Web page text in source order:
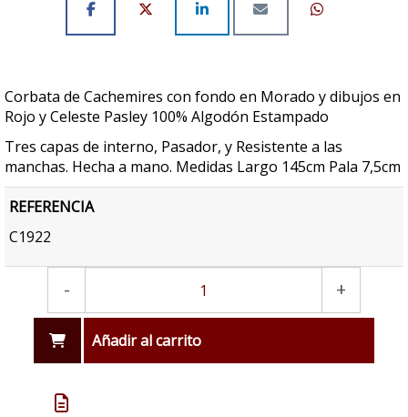
Corbata de Cachemires con fondo en Morado y dibujos en
Rojo y Celeste Pasley 100% Algodón Estampado
Tres capas de interno, Pasador, y Resistente a las
manchas. Hecha a mano. Medidas Largo 145cm Pala 7,5cm
REFERENCIA
C1922
- +
Añadir al carrito